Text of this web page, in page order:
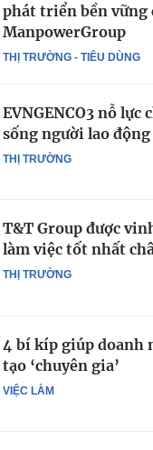
THỊ TRƯỜNG - TIÊU DÙNG
phát triển bền vững
ManpowerGroup
THỊ TRƯỜNG
EVNGENCO3 nỗ lực
sống người lao động
THỊ TRƯỜNG
T&T Group được
làm việc tốt nhất
VIỆC LÀM
4 bí kíp giúp doanh
tạo ‘chuyên gia’